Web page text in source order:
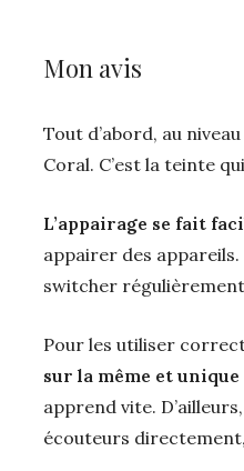
Mon avis
Tout d’abord, au
Coral. C’est la teinte
L’appairage se fait
appairer des appareils.
switcher
Pour les utiliser
sur la même et
apprend vite.
écouteurs